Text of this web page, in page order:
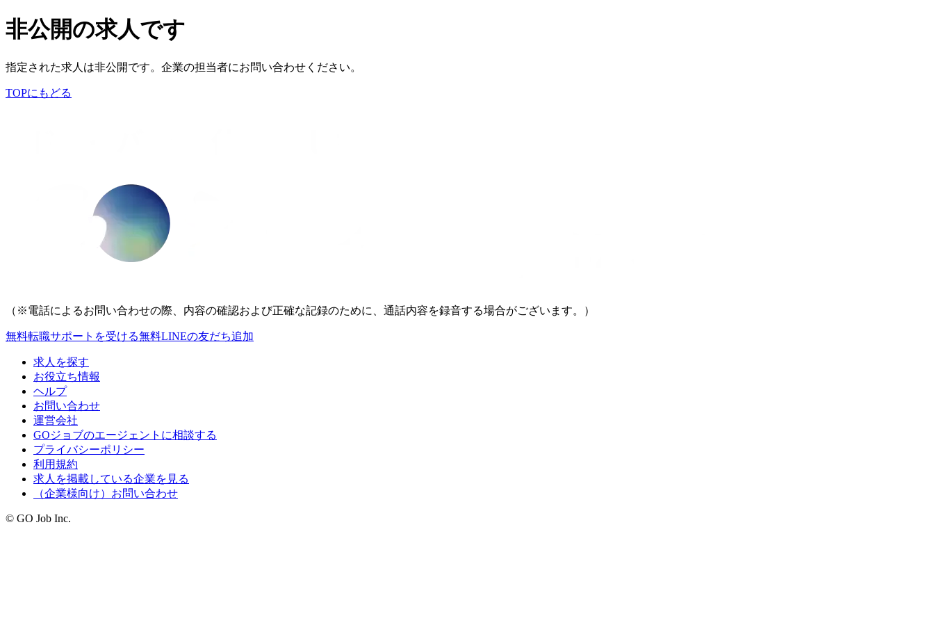
非公開の求人です
指定された求人は非公開です。企業の担当者にお問い合わせください。
TOPにもどる
（※電話によるお問い合わせの際、内容の確認および正確な記録のために、通話内容を録音する場合がございます。）
無料転職サポートを受ける無料LINEの友だち追加
求人を探す
お役立ち情報
ヘルプ
お問い合わせ
運営会社
GOジョブのエージェントに相談する
プライバシーポリシー
利用規約
求人を掲載している企業を見る
（企業様向け）お問い合わせ
© GO Job Inc.